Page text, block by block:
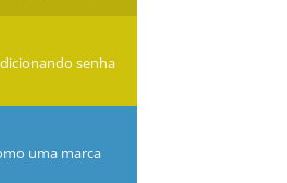
senha
uma marca